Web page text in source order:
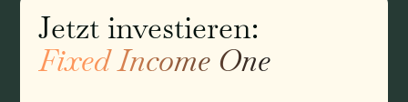
Jetzt investieren:
Fixed Income One